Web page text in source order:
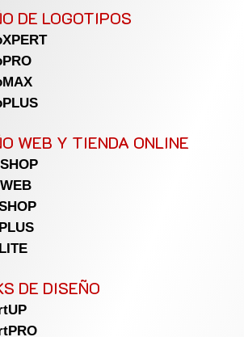
DE LOGOTIPOS
WEB Y TIENDA ONLINE
DE DISEÑO